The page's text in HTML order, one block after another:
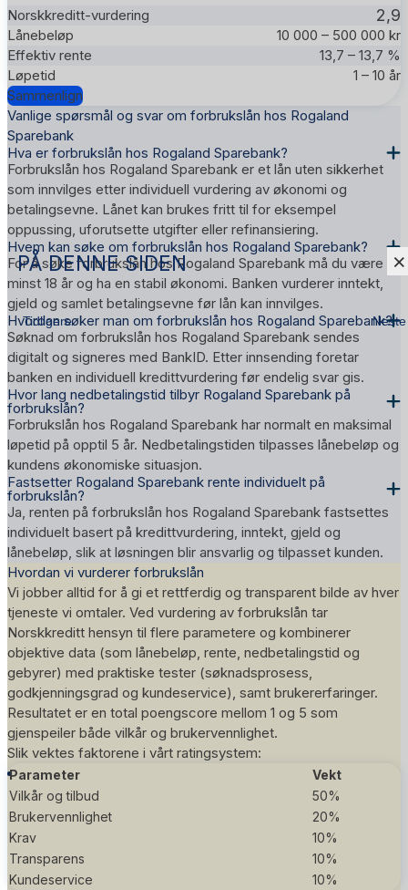
×
PÅ DENNE SIDEN
Tidligere Neste
2,9
10 000 – 500 000 kr
13,7 – 13,7 %
1 – 10 år
Sammenlign
Vanlige spørsmål og svar om forbrukslån hos Rogaland
Sparebank
Hva er forbrukslån hos Rogaland Sparebank?
Forbrukslån hos Rogaland Sparebank er et lån uten sikkerhet
som innvilges etter individuell vurdering av økonomi og
betalingsevne. Lånet kan brukes fritt til for eksempel
oppussing, uforutsette utgifter eller refinansiering.
Hvem kan søke om forbrukslån hos Rogaland Sparebank?
For å søke forbrukslån hos Rogaland Sparebank må du være
minst 18 år og ha en stabil økonomi. Banken vurderer inntekt,
gjeld og samlet betalingsevne før lån kan innvilges.
Hvordan søker man om forbrukslån hos Rogaland Sparebank?
Søknad om forbrukslån hos Rogaland Sparebank sendes
digitalt og signeres med BankID. Etter innsending foretar
banken en individuell kredittvurdering før endelig svar gis.
Hvor lang nedbetalingstid tilbyr Rogaland Sparebank på
forbrukslån?
Forbrukslån hos Rogaland Sparebank har normalt en maksimal
løpetid på opptil 5 år. Nedbetalingstiden tilpasses lånebeløp og
kundens økonomiske situasjon.
Fastsetter Rogaland Sparebank rente individuelt på
forbrukslån?
Ja, renten på forbrukslån hos Rogaland Sparebank fastsettes
individuelt basert på kredittvurdering, inntekt, gjeld og
lånebeløp, slik at løsningen blir ansvarlig og tilpasset kunden.
Hvordan vi vurderer forbrukslån
Vi jobber alltid for å gi et rettferdig og transparent bilde av hver
tjeneste vi omtaler. Ved vurdering av forbrukslån tar
Norskkreditt hensyn til flere parametere og kombinerer
objektive data (som lånebeløp, rente, nedbetalingstid og
gebyrer) med praktiske tester (søknadsprosess,
godkjenningsgrad og kundeservice), samt brukererfaringer.
Resultatet er en total poengscore mellom 1 og 5 som
gjenspeiler både vilkår og brukervennlighet.
Slik vektes faktorene i vårt ratingsystem:
Parameter
Vekt
Vilkår og tilbud
50%
Brukervennlighet
20%
Krav
10%
Transparens
10%
Kundeservice
10%